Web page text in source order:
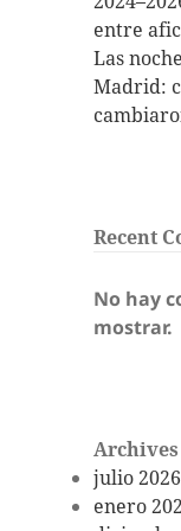
entre
Las
Madrid:
Recent
No hay
mostrar.
Archives
julio 2026
enero